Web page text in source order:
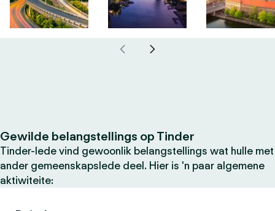
Gewilde belangstellings op Tinder
Tinder-lede vind gewoonlik belangstellings wat hulle met
ander gemeenskapslede deel. Hier is 'n paar algemene
aktiwiteite: